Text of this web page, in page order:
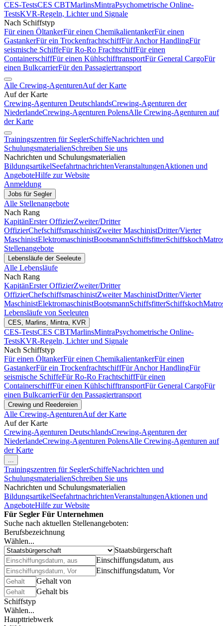
CES-TestsCES CBTMarlinsMintraPsychometrische Online-
TestsKVR-Regeln, Lichter und Signale
Nach Schiffstyp
Für einen ÖltankerFür einen ChemikalientankerFür einen
GastankerFür ein TrockenfrachtschiffFür Anchor HandlingFür
seismische SchiffeFür Ro-Ro FrachtschiffFür einen
ContainerschiffFür einen KühlschifftransportFür General CargoFür
einen BulkcarrierFür den Passagiertransport
Alle Crewing-AgenturenAuf der Karte
Auf der Karte
Crewing-Agenturen DeutschlandsCrewing-Agenturen der
NiederlandeCrewing-Agenturen PolensAlle Crewing-Agenturen auf
der Karte
Trainingszentren für SeglerSchiffeNachrichten und
SchulungsmaterialienSchreiben Sie uns
Nachrichten und Schulungsmaterialien
BildungsartikelSeefahrtnachrichtenVeranstaltungenAktionen und
AngeboteHilfe zur Website
Anmeldung
Jobs für Segler
Alle Stellenangebote
Nach Rang
KapitänErster OffizierZweiter/Dritter
OffizierChefschiffsmaschinistZweiter MaschinistDritter/Vierter
MaschinistElektromaschinistBootsmannSchiffsfitterSchiffskoch
Stellenangebote
Lebensläufe der Seeleute
Alle Lebensläufe
Nach Rang
KapitänErster OffizierZweiter/Dritter
OffizierChefschiffsmaschinistZweiter MaschinistDritter/Vierter
MaschinistElektromaschinistBootsmannSchiffsfitterSchiffskoch
Lebensläufe von Seeleuten
CES, Marlins, Mintra, KVR
CES-TestsCES CBTMarlinsMintraPsychometrische Online-
TestsKVR-Regeln, Lichter und Signale
Nach Schiffstyp
Für einen ÖltankerFür einen ChemikalientankerFür einen
GastankerFür ein TrockenfrachtschiffFür Anchor HandlingFür
seismische SchiffeFür Ro-Ro FrachtschiffFür einen
ContainerschiffFür einen KühlschifftransportFür General CargoFür
einen BulkcarrierFür den Passagiertransport
Crewing und Reedereien
Alle Crewing-AgenturenAuf der Karte
Auf der Karte
Crewing-Agenturen DeutschlandsCrewing-Agenturen der
NiederlandeCrewing-Agenturen PolensAlle Crewing-Agenturen auf
der Karte
...
Trainingszentren für SeglerSchiffeNachrichten und
SchulungsmaterialienSchreiben Sie uns
Nachrichten und Schulungsmaterialien
BildungsartikelSeefahrtnachrichtenVeranstaltungenAktionen und
AngeboteHilfe zur Website
Für Segler Für Unternehmen
Suche nach aktuellen Stellenangeboten:
Berufsbezeichnung
Wählen...
Staatsbürgerschaft
Einschiffungsdatum, aus
Einschiffungsdatum, Vor
Gehalt von
Gehalt bis
Schiffstyp
Wählen...
Haupttriebwerk